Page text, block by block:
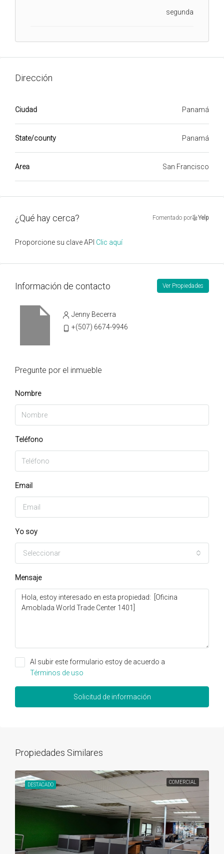
segunda
Dirección
Ciudad Panamá
State/county Panamá
Area San Francisco
¿Qué hay cerca? Fomentado por Yelp
Proporcione su clave API Clic aquí
Información de contacto Ver Propiedades
Jenny Becerra
+(507) 6674-9946
Pregunte por el inmueble
Nombre
Teléfono
Email
Yo soy
Seleccionar
Mensaje
Al subir este formulario estoy de acuerdo a
Términos de uso
Solicitud de información
Propiedades Similares
DESTACADO COMERCIAL